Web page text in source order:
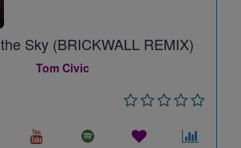
Sky (BRICKWALL REMIX)
Tom Civic